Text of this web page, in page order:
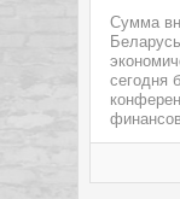
Сумма
сегодня